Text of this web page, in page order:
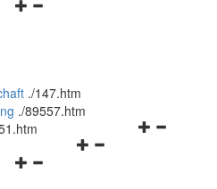
Navigationsmenü
./147.htm
./89557.htm
Navigationsmenü
Navigationsmenü